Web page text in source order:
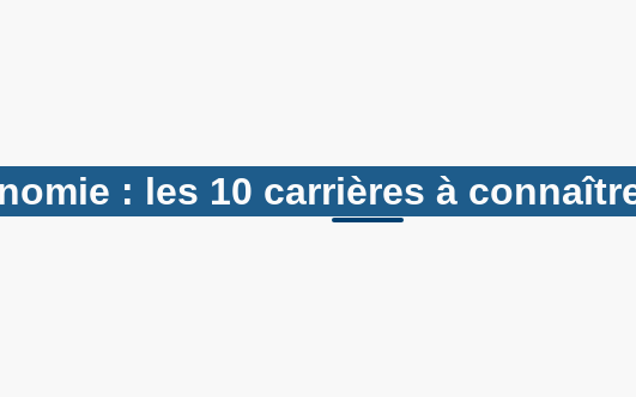
: les 10 carrières à